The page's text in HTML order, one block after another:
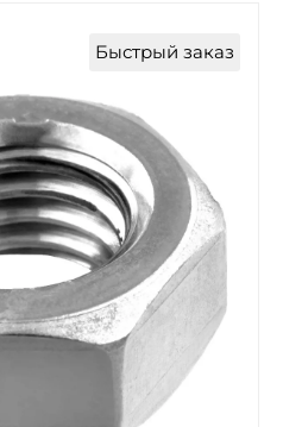
Быстрый заказ